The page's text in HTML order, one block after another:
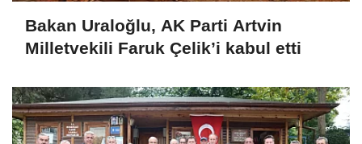
Bakan Uraloğlu, AK Parti Artvin
Milletvekili Faruk Çelik’i kabul etti